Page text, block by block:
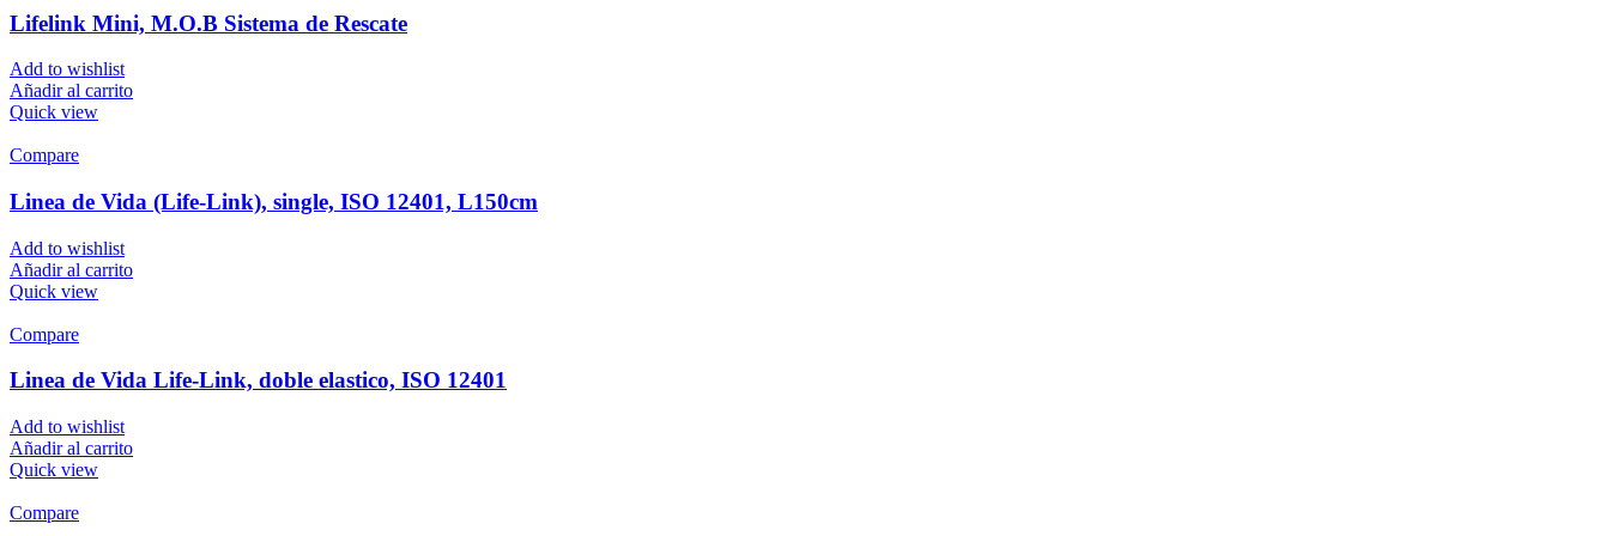
Lifelink Mini, M.O.B Sistema de Rescate
Add to wishlist
Añadir al carrito
Quick view
Compare
Linea de Vida (Life-Link), single, ISO 12401, L150cm
Add to wishlist
Añadir al carrito
Quick view
Compare
Linea de Vida Life-Link, doble elastico, ISO 12401
Add to wishlist
Añadir al carrito
Quick view
Compare